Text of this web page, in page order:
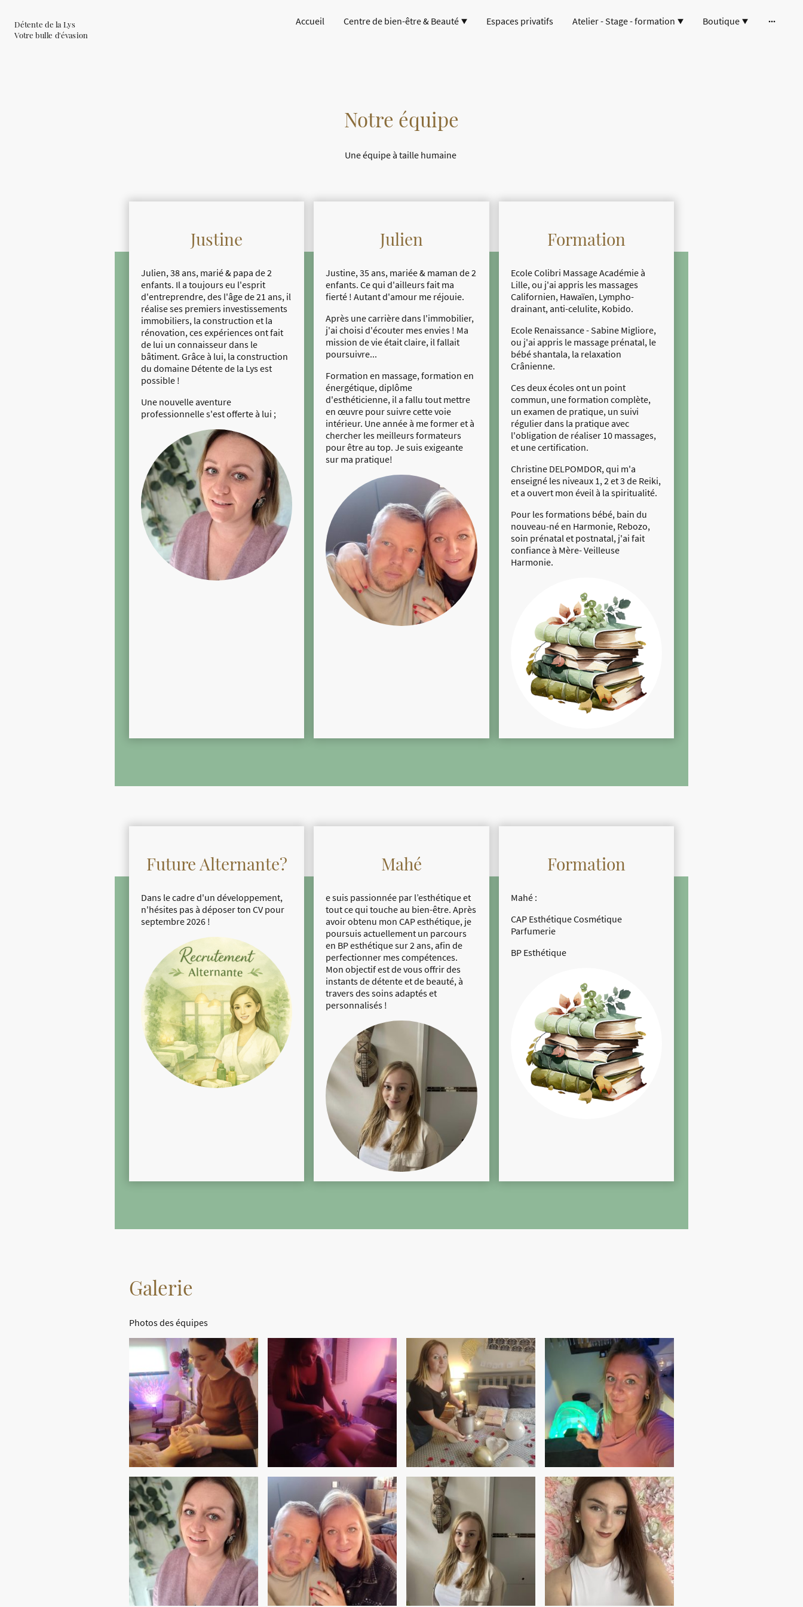
Détente de la Lys
Votre bulle d'évasion
Accueil Centre de bien-être & Beauté Espaces privatifs Atelier - Stage - formation Boutique
Notre équipe
Une équipe à taille humaine
Justine
Julien, 38 ans, marié & papa de 2
enfants. Il a toujours eu l'esprit
d'entreprendre, des l'âge de 21 ans, il
réalise ses premiers investissements
immobiliers, la construction et la
rénovation, ces expériences ont fait
de lui un connaisseur dans le
bâtiment. Grâce à lui, la construction
du domaine Détente de la Lys est
possible !
Une nouvelle aventure
professionnelle s'est offerte à lui ;
Julien
Justine, 35 ans, mariée & maman de 2
enfants. Ce qui d'ailleurs fait ma
fierté ! Autant d'amour me réjouie.
Après une carrière dans l'immobilier,
j'ai choisi d'écouter mes envies ! Ma
mission de vie était claire, il fallait
poursuivre...
Formation en massage, formation en
énergétique, diplôme
d'esthéticienne, il a fallu tout mettre
en œuvre pour suivre cette voie
intérieur. Une année à me former et à
chercher les meilleurs formateurs
pour être au top. Je suis exigeante
sur ma pratique!
Formation
Ecole Colibri Massage Académie à
Lille, ou j'ai appris les massages
Californien, Hawaïen, Lympho-
drainant, anti-celulite, Kobido.
Ecole Renaissance - Sabine Migliore,
ou j'ai appris le massage prénatal, le
bébé shantala, la relaxation
Crânienne.
Ces deux écoles ont un point
commun, une formation complète,
un examen de pratique, un suivi
régulier dans la pratique avec
l'obligation de réaliser 10 massages,
et une certification.
Christine DELPOMDOR, qui m'a
enseigné les niveaux 1, 2 et 3 de Reiki,
et a ouvert mon éveil à la spiritualité.
Pour les formations bébé, bain du
nouveau-né en Harmonie, Rebozo,
soin prénatal et postnatal, j'ai fait
confiance à Mère- Veilleuse
Harmonie.
Future Alternante?
Dans le cadre d'un développement,
n'hésites pas à déposer ton CV pour
septembre 2026 !
Mahé
e suis passionnée par l’esthétique et
tout ce qui touche au bien-être. Après
avoir obtenu mon CAP esthétique, je
poursuis actuellement un parcours
en BP esthétique sur 2 ans, afin de
perfectionner mes compétences.
Mon objectif est de vous offrir des
instants de détente et de beauté, à
travers des soins adaptés et
personnalisés !
Formation
Mahé :
CAP Esthétique Cosmétique
Parfumerie
BP Esthétique
Galerie
Photos des équipes